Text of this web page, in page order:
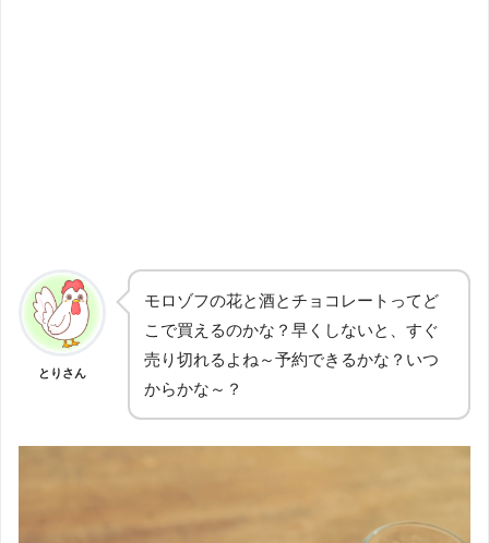
とりさん
モロゾフの花と酒とチョコレートってど
こで買えるのかな？早くしないと、すぐ
売り切れるよね～予約できるかな？いつ
からかな～？